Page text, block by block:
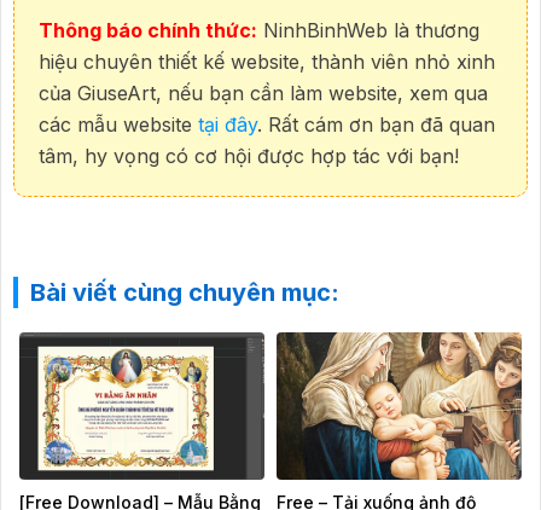
Thông báo chính thức: NinhBinhWeb là thương
hiệu chuyên thiết kế website, thành viên nhỏ xinh
của GiuseArt, nếu bạn cần làm website, xem qua
các mẫu website tại đây. Rất cám ơn bạn đã quan
tâm, hy vọng có cơ hội được hợp tác với bạn!
Bài viết cùng chuyên mục:
[Free Download] – Mẫu Bằng Free – Tải xuống ảnh độ